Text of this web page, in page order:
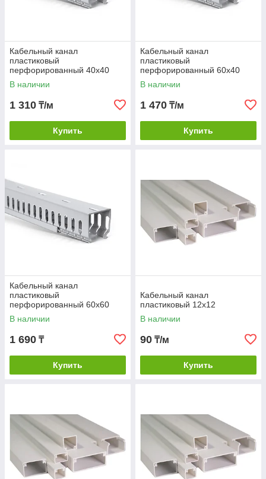
Кабельный канал
пластиковый
перфорированный 40х40
В наличии
1 310 ₸/м
Купить
Кабельный канал
пластиковый
перфорированный 60х40
В наличии
1 470 ₸/м
Купить
Кабельный канал
пластиковый
перфорированный 60х60
В наличии
1 690 ₸
Купить
Кабельный канал
пластиковый 12х12
В наличии
90 ₸/м
Купить